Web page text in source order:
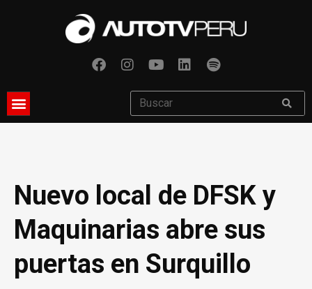
Nuevo local de DFSK y
Maquinarias abre sus
puertas en Surquillo